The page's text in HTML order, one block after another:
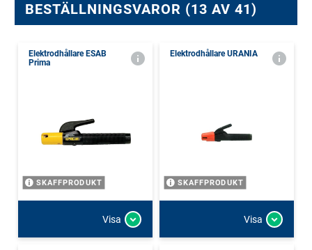
BESTÄLLNINGSVAROR (13 AV 41)
Elektrodhållare ESAB
Prima
SKAFFPRODUKT
Visa
Elektrodhållare URANIA
SKAFFPRODUKT
Visa